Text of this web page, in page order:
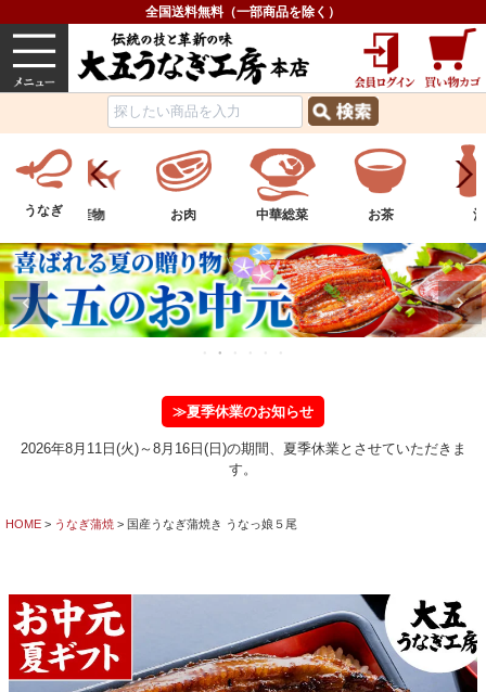
全国送料無料（一部商品を除く）
うなぎ 内祝い グルメ
うなぎ 水産物 お肉 中華総菜 お茶 酒
≫夏季休業のお知らせ
2026年8月11日(火)～8月16日(日)の期間、夏季休業とさせていただきま
す。
HOME うなぎ蒲焼 国産うなぎ蒲焼き うなっ娘５尾